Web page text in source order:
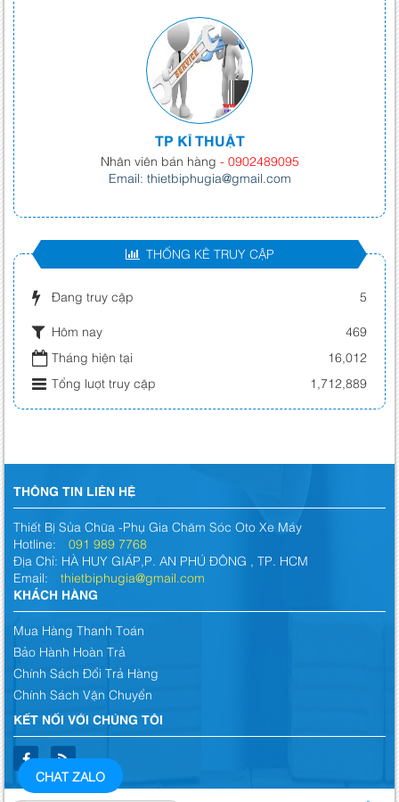
TP KĨ THUẬT
Nhân viên bán hàng - 0902489095
Email: thietbiphugia@gmail.com
THỐNG KÊ TRUY CẬP
Đang truy cập 5
Hôm nay
469
Tháng hiện tại
16,012
Tổng lượt truy cập
1,712,889
THÔNG TIN LIÊN HỆ
Thiết Bị Sửa Chữa -Phụ Gia Chăm Sóc Oto Xe Máy
Hotline: 091 989 7768
Địa Chỉ: HÀ HUY GIÁP,P. AN PHÚ ĐÔNG , TP. HCM
Email: thietbiphugia@gmail.com
KHÁCH HÀNG
Mua Hàng Thanh Toán
Bảo Hành Hoàn Trả
Chính Sách Đổi Trả Hàng
Chính Sách Vận Chuyển
KẾT NỐI VỚI CHÚNG TÔI
CHAT ZALO